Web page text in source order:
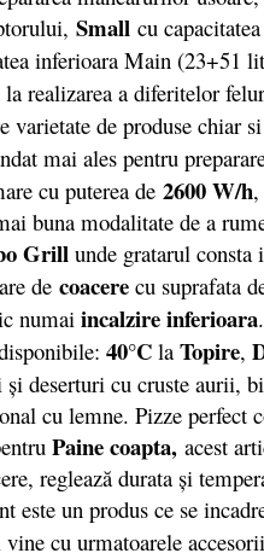
Small cu
inferioara Main (23+51
realizarea a diferitelor
varietate de produse chiar
mai ales pentru
cu puterea de 2600 W/h
buna modalitate de a
Grillunde gratarul
de coacere cu suprafata
numai incalzire inferioara
40°C la Topire,
deserturi cu cruste aurii,
cu lemne. Pizze
Paine coapta, acest
reglează durata şi
un produs ce se
cu urmatoarele